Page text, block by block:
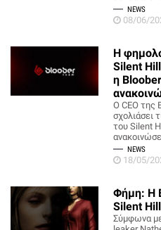
NEWS
08/06/
Η
Silent
η
Ο CEO της
σχολιάσει
του Silent
NEWS
18/05/
Φήμη: Η
Silent
Σύμφωνα